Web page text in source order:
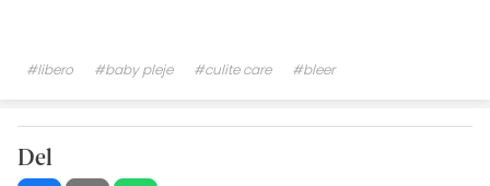
#libero #baby pleje #culite care #bleer
Del